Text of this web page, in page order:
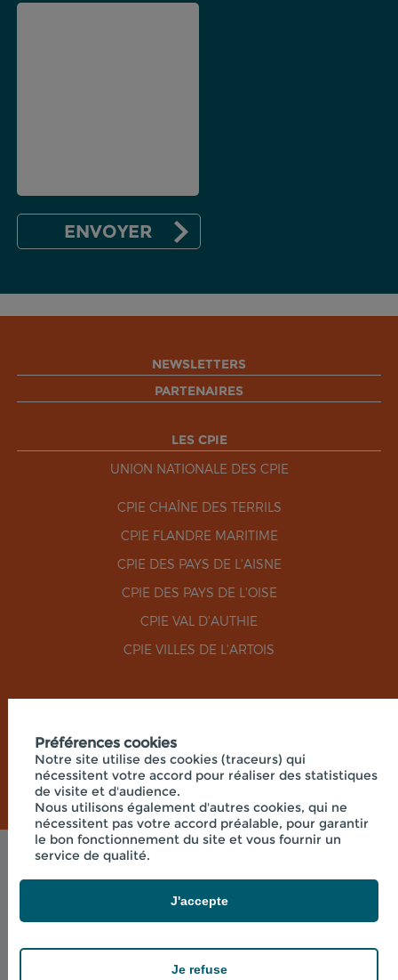
NEWSLETTERS
PARTENAIRES
LES CPIE
UNION NATIONALE DES CPIE
CPIE CHAÎNE DES TERRILS
CPIE FLANDRE MARITIME
CPIE DES PAYS DE L'AISNE
CPIE DES PAYS DE L'OISE
CPIE VAL D'AUTHIE
CPIE VILLES DE L'ARTOIS
Mentions légales
© 2026 - UNION RÉGIONALE DES CPIE HAUTS-DE-
FRANCE - SIÈGE SOCIAL 33 RUE DES VICTIMES DE
COMPORTET, 02000 MERLIEUX-ET-
powered by PR-Rooms
Préférences cookies
Notre site utilise des cookies (traceurs) qui
nécessitent votre accord pour réaliser des statistiques
de visite et d'audience.
Nous utilisons également d'autres cookies, qui ne
nécessitent pas votre accord préalable, pour garantir
le bon fonctionnement du site et vous fournir un
service de qualité.
Je refuse
J'accepte